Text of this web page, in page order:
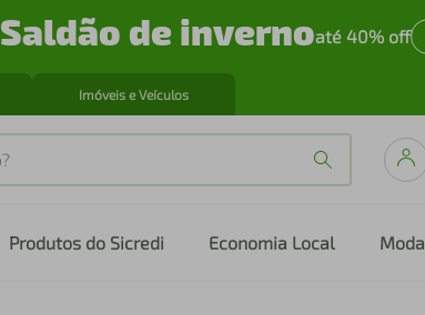
Saldão de invernoaté 40% off
Imóveis e Veículos
Produtos do Sicredi Economia Local Moda